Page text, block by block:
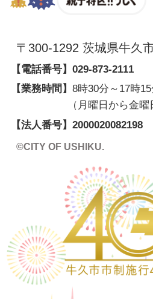
〒300-1292 茨城県牛久
【電話番号】 029-873-2111
【業務時間】 8時30分～17時15
（月曜日から金
【法人番号】 2000020082198
©CITY OF USHIKU.